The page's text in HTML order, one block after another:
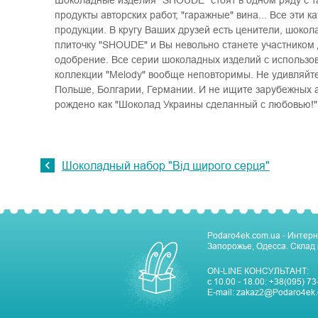
продукты авторских работ, "гаражные" вина... Все эти
продукции. В кругу Ваших друзей есть ценители,
плиточку "SHOUDE" и Вы невольно станете
одобрение. Все серии шоколадных изделий с
коллекции "Melody" вообще неповторимы. Не
Польше, Болгарии, Германии. И не ищите зарубежных
рождено как "Шоколад Украины сделанный с
Шоколадный набор "Від щирого серця"
Podaro4ek.com.ua -
Запорожье, Одесса.
ON-LINE КОНСУЛЬТАНТ:
с 10.00 - 18.00: +38(095)
E-mail: